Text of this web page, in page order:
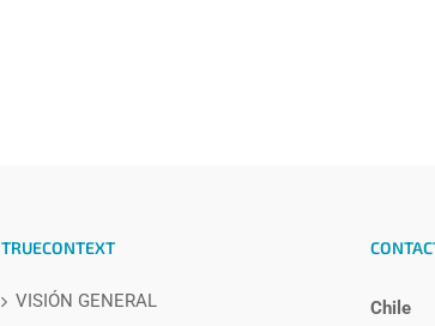
TRUECONTEXT
VISIÓN GENERAL Chile